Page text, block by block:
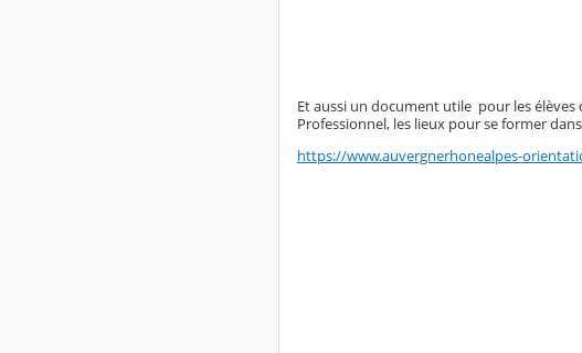
Et aussi un document utile pour les
Professionnel, les lieux pour se former
https://www.auvergnerhonealpes-